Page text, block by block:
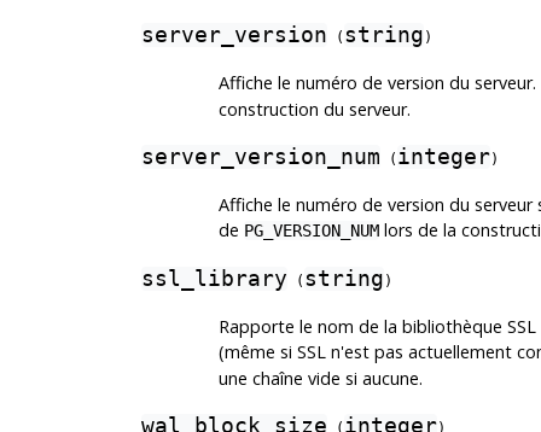
server_version ( string )
Affiche le numéro de version du
construction du serveur.
server_version_num ( integer)
Affiche le numéro de version du
de PG_VERSION_NUMlors de la
ssl_library ( string )
Rapporte le nom de la bibliothèque
(même si SSL n'est pas actuellement
une chaîne vide si aucune.
wal_block_size integer